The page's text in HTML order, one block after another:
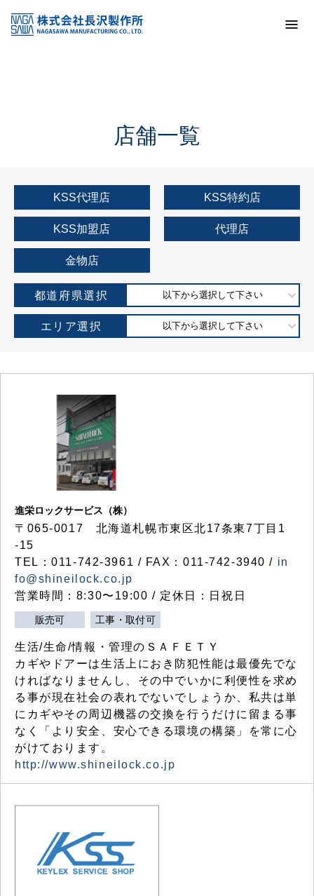
KSS加盟店・取扱店情報
店舗一覧
店舗一覧
KSS代理店 KSS特約店
KSS加盟店 代理店
金物店
都道府県選択 以下から選択して下さい
エリア選択 以下から選択して下さい
進栄ロックサービス（株）
〒065-0017 北海道札幌市東区北17条東7丁目1
-15
TEL：011-742-3961 / FAX：011-742-3940 / in
fo@shineilock.co.jp
営業時間：8:30〜19:00 / 定休日：日祝日
販売可 工事・取付可
生活/生命/情報・管理のＳＡＦＥＴＹ
カギやドアーは生活上におき防犯性能は最優先でな
ければなりませんし、その中でいかに利便性を求め
る事が現在社会の表れでないでしょうか、私共は単
にカギやその周辺機器の交換を行うだけに留まる事
なく「より安全、安心できる環境の構築」を常に心
がけております。
http://www.shineilock.co.jp